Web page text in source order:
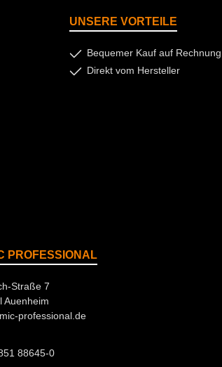
UNSERE VORTEILE
Bequemer Kauf auf Rechnung
Direkt vom Hersteller
PROFESSIONAL
Straße 7
Auenheim
professional.de
88645-0